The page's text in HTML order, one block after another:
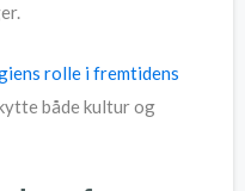
rolle i fremtidens
både kultur og